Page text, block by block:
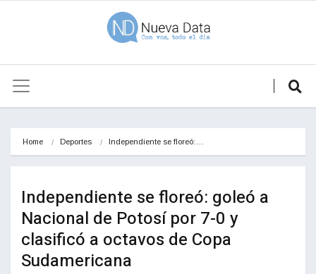
Home Deportes Independiente se floreó:…
Independiente se floreó: goleó a
Nacional de Potosí por 7-0 y
clasificó a octavos de Copa
Sudamericana